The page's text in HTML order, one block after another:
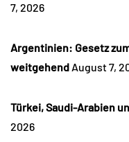
7, 2026
Argentinien: Gesetz
weitgehend August 7,
Türkei, Saudi-Arabien
2026